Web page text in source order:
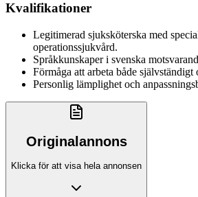
Kvalifikationer
Legitimerad sjuksköterska med
operationssjukvård.
Språkkunskaper i svenska
Förmåga att arbeta både självständigt
Personlig lämplighet och
Originalannons
Klicka för att visa hela annonsen